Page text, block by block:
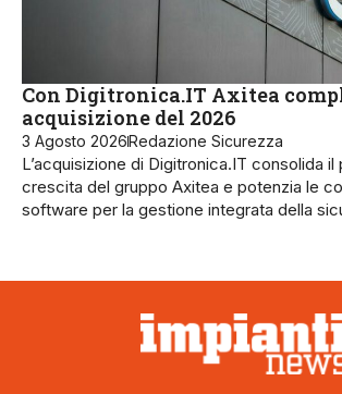
Con Digitronica.IT Axitea
acquisizione del 2026
3 Agosto 2026Redazione Sicurezza
L’acquisizione di Digitronica.IT consolida
crescita del gruppo Axitea e potenzia le
software per la gestione integrata della